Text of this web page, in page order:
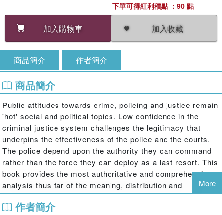
加入購物車 加入收藏
下單可得紅利積點 ：90 點
商品簡介 作者簡介
商品簡介
Public attitudes towards crime, policing and justice remain
'hot' social and political topics. Low confidence in the
criminal justice system challenges the legitimacy that
underpins the effectiveness of the police and the courts.
The police depend upon the authority they can command
rather than the force they can deploy as a last resort. This
book provides the most authoritative and comprehensive
analysis thus far of the meaning, distribution and
significance of trust in the police and the legitimacy of
legal authorities.
More
作者簡介